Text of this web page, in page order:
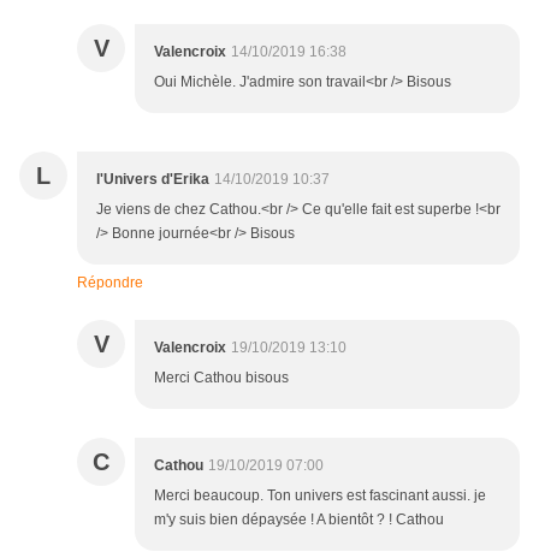
V Valencroix 14/10/2019 16:38
Oui Michèle. J'admire son travail<br /> Bisous
L l'Univers d'Erika 14/10/2019 10:37
Je viens de chez Cathou.<br /> Ce qu'elle fait est superbe !<br
/> Bonne journée<br /> Bisous
Répondre
V Valencroix 19/10/2019 13:10
Merci Cathou bisous
C Cathou 19/10/2019 07:00
Merci beaucoup. Ton univers est fascinant aussi. je
m'y suis bien dépaysée ! A bientôt ? ! Cathou